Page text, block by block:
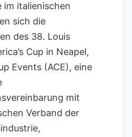
im italienischen
sich die
des 38. Louis
Cup in Neapel,
Events (ACE), eine
mit
Verband der